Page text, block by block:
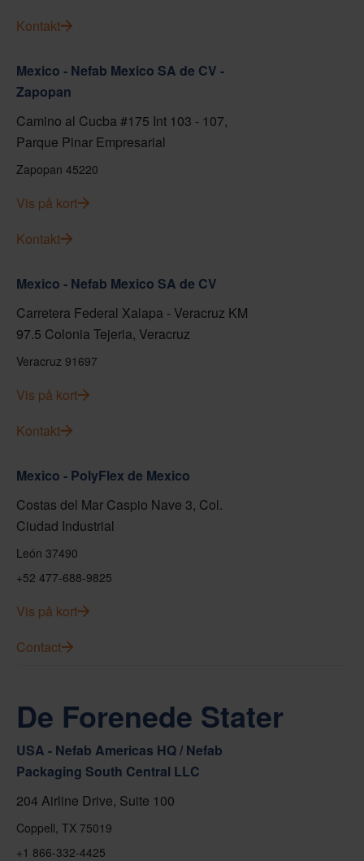
Kontakt
Mexico - Nefab Mexico SA de CV -
Zapopan
Camino al Cucba #175 Int 103 - 107,
Parque Pinar Empresarial
Zapopan 45220
Vis på kort
Kontakt
Mexico - Nefab Mexico SA de CV
Carretera Federal Xalapa - Veracruz KM
97.5 Colonia Tejeria, Veracruz
Veracruz 91697
Vis på kort
Kontakt
Mexico - PolyFlex de Mexico
Costas del Mar Caspio Nave 3, Col.
Ciudad Industrial
León 37490
+52 477-688-9825
Vis på kort
Contact
De Forenede Stater
USA - Nefab Americas HQ / Nefab
Packaging South Central LLC
204 Airline Drive, Suite 100
Coppell, TX 75019
+1 866-332-4425